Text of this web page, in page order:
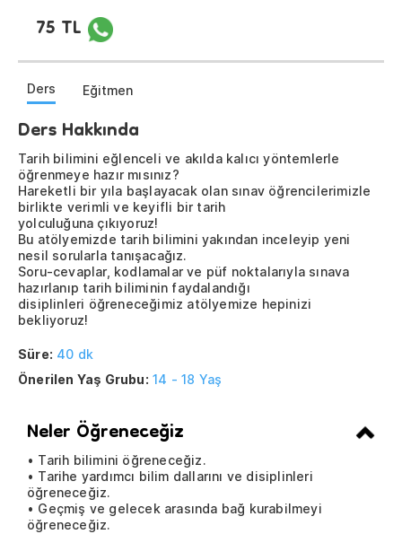
75 TL
Ders Eğitmen
Ders Hakkında
Tarih bilimini eğlenceli ve akılda kalıcı yöntemlerle
öğrenmeye hazır mısınız?
Hareketli bir yıla başlayacak olan sınav öğrencilerimizle
birlikte verimli ve keyifli bir tarih
yolculuğuna çıkıyoruz!
Bu atölyemizde tarih bilimini yakından inceleyip yeni
nesil sorularla tanışacağız.
Soru-cevaplar, kodlamalar ve püf noktalarıyla sınava
hazırlanıp tarih biliminin faydalandığı
disiplinleri öğreneceğimiz atölyemize hepinizi
bekliyoruz!
Süre: 40 dk
Önerilen Yaş Grubu: 14 - 18 Yaş
Neler Öğreneceğiz
• Tarih bilimini öğreneceğiz.
• Tarihe yardımcı bilim dallarını ve disiplinleri
öğreneceğiz.
• Geçmiş ve gelecek arasında bağ kurabilmeyi
öğreneceğiz.